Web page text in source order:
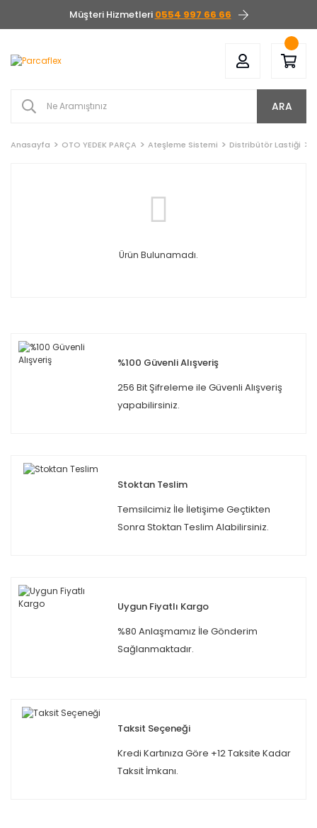
Müşteri Hizmetleri 0554 997 66 66
ARA
Anasayfa OTO YEDEK PARÇA Ateşleme Sistemi Distribütör Lastiği
Ürün Bulunamadı.
%100 Güvenli Alışveriş
256 Bit Şifreleme ile Güvenli Alışveriş
yapabilirsiniz.
Stoktan Teslim
Temsilcimiz İle İletişime Geçtikten
Sonra Stoktan Teslim Alabilirsiniz.
Uygun Fiyatlı Kargo
%80 Anlaşmamız İle Gönderim
Sağlanmaktadır.
Taksit Seçeneği
Kredi Kartınıza Göre +12 Taksite Kadar
Taksit İmkanı.